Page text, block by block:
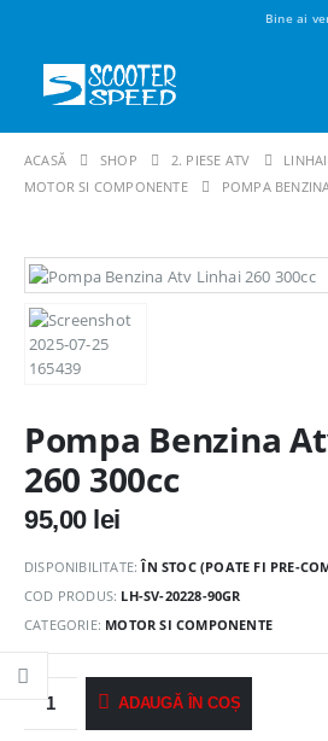
Bine ai
ACASĂ SHOP 2. PIESE ATV
MOTOR SI COMPONENTE
POMPA
Pompa Benzina
260 300cc
95,00 lei
DISPONIBILITATE:ÎN STOC (POATE FI PRE-
COD PRODUS: LH-SV-20228-90GR
CATEGORIE: MOTOR SI COMPONENTE
ADAUGĂ ÎN COȘ